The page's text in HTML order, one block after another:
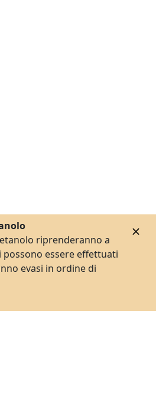
riprenderanno a
essere effettuati
evasi in ordine di